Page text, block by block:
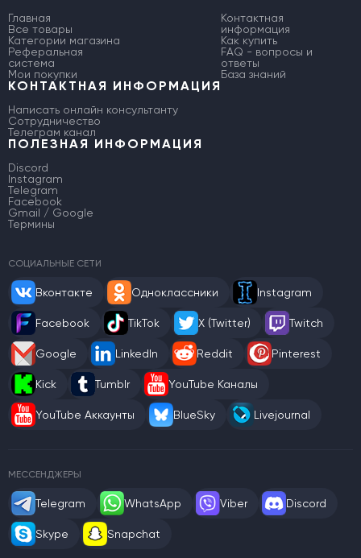
Главная
Все товары
Категории магазина
Реферальная
система
Мои покупки
Контактная
информация
Как купить
FAQ - вопросы и
ответы
База знаний
КОНТАКТНАЯ ИНФОРМАЦИЯ
Написать онлайн консультанту
Сотрудничество
Телеграм канал
ПОЛЕЗНАЯ ИНФОРМАЦИЯ
Discord
Instagram
Telegram
Facebook
Gmail / Google
Термины
СОЦИАЛЬНЫЕ СЕТИ
Вконтакте Одноклассники Instagram
Facebook TikTok X (Twitter) Twitch
Google LinkedIn Reddit Pinterest
Kick Tumblr YouTube Каналы
YouTube Аккаунты BlueSky Livejournal
МЕССЕНДЖЕРЫ
Telegram WhatsApp Viber Discord
Skype Snapchat